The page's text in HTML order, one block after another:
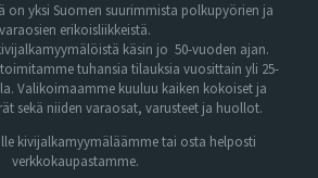
on yksi Suomen suurimmista polkupyörien ja
varaosien erikoisliikkeistä.
käsin jo 50-vuoden ajan.
tuhansia tilauksia vuosittain yli 25-
Valikoimaamme kuuluu kaiken kokoiset ja
sekä niiden varaosat, varusteet ja huollot.
kivijalkamyymäläämme tai osta helposti
verkkokaupastamme.